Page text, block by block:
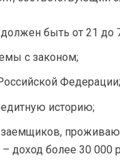
быть от 21 до
с законом;
Федерации;
историю;
доход более 30 000